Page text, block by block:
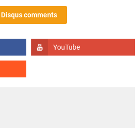
Disqus comments